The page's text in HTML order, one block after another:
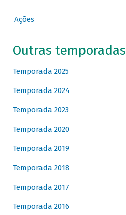
Ações
Outras temporadas
Temporada 2025
Temporada 2024
Temporada 2023
Temporada 2020
Temporada 2019
Temporada 2018
Temporada 2017
Temporada 2016